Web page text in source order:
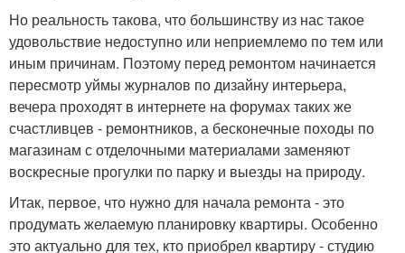
Но реальность такова, что большинству из нас такое
удовольствие недоступно или неприемлемо по тем или
иным причинам. Поэтому перед ремонтом начинается
пересмотр уймы журналов по дизайну интерьера,
вечера проходят в интернете на форумах таких же
счастливцев - ремонтников, а бесконечные походы по
магазинам с отделочными материалами заменяют
воскресные прогулки по парку и выезды на природу.
Итак, первое, что нужно для начала ремонта - это
продумать желаемую планировку квартиры. Особенно
это актуально для тех, кто приобрел квартиру - студию